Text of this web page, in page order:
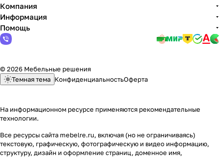
Компания
Информация
Помощь
© 2026 Мебельные решения
Темная тема КонфиденциальностьОферта
На информационном ресурсе применяются рекомендательные
технологии.
Все ресурсы сайта mebelre.ru, включая (но не ограничиваясь)
текстовую, графическую, фотографическую и видео информацию,
структуру, дизайн и оформление страниц, доменное имя,